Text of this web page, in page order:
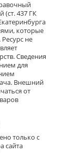
(ст. 437 ГК
которые
Ресурс не
Сведения
для
Внешний
от
только с
сайта